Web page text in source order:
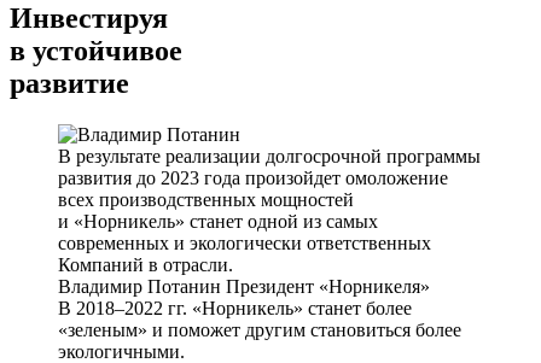
Инвестируя
в устойчивое
развитие
В результате реализации долгосрочной программы
развития до 2023 года произойдет омоложение
всех производственных мощностей
и «Норникель» станет одной из самых
современных и экологически ответственных
Компаний в отрасли.
Владимир Потанин Президент «Норникеля»
В 2018–2022 гг. «Норникель» станет более
«зеленым» и поможет другим становиться более
экологичными.